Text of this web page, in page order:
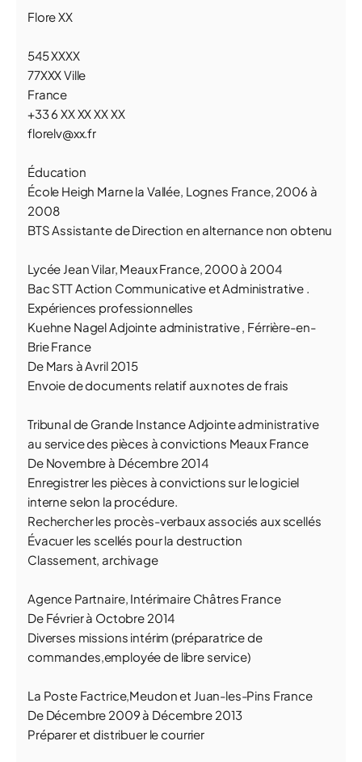
Flore XX
545 XXXX
77XXX Ville
France
+33 6 XX XX XX XX
florelv@xx.fr
Éducation
École Heigh Marne la Vallée, Lognes France, 2006 à
2008
BTS Assistante de Direction en alternance non obtenu
Lycée Jean Vilar, Meaux France, 2000 à 2004
Bac STT Action Communicative et Administrative .
Expériences professionnelles
Kuehne Nagel Adjointe administrative , Férrière-en-
Brie France
De Mars à Avril 2015
Envoie de documents relatif aux notes de frais
Tribunal de Grande Instance Adjointe administrative
au service des pièces à convictions Meaux France
De Novembre à Décembre 2014
Enregistrer les pièces à convictions sur le logiciel
interne selon la procédure.
Rechercher les procès-verbaux associés aux scellés
Évacuer les scellés pour la destruction
Classement, archivage
Agence Partnaire, Intérimaire Châtres France
De Février à Octobre 2014
Diverses missions intérim (préparatrice de
commandes,employée de libre service)
La Poste Factrice,Meudon et Juan-les-Pins France
De Décembre 2009 à Décembre 2013
Préparer et distribuer le courrier